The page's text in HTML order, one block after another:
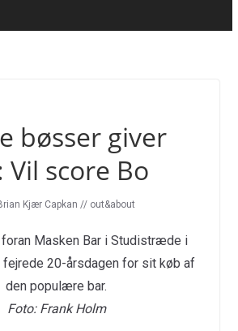
bøsser giver
Vil score Bo
Kjær Capkan // out&about
foran Masken Bar i Studistræde i
fejrede 20-årsdagen for sit køb af
den populære bar.
Foto: Frank Holm